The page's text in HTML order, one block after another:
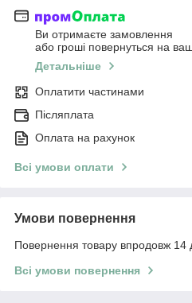
Ви отримаєте замовлення
або гроші повернуться на
Детальніше
Оплатити частинами
Післяплата
Оплата на рахунок
Всі умови оплати
Умови повернення
Повернення товару впродовж 14
Всі умови повернення